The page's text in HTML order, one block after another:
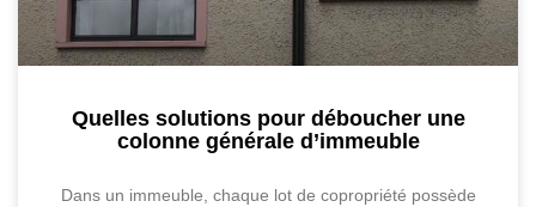
Quelles solutions pour déboucher une
colonne générale d’immeuble
Dans un immeuble, chaque lot de copropriété possède